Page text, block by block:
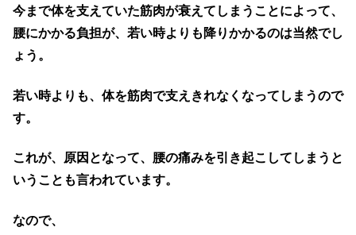
今まで体を支えていた筋肉が衰えてしまうことによって、
腰にかかる負担が、若い時よりも降りかかるのは当然でし
ょう。
若い時よりも、体を筋肉で支えきれなくなってしまうので
す。
これが、原因となって、腰の痛みを引き起こしてしまうと
いうことも言われています。
なので、